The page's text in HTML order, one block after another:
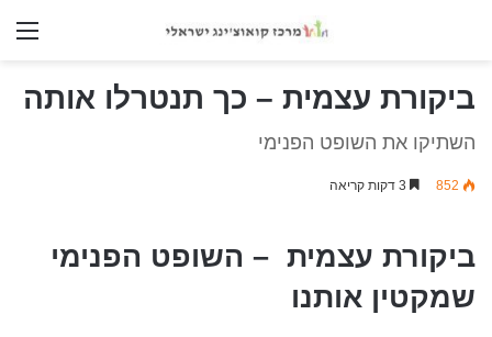
ביקורת עצמית – כך תנטרלו אותה
השתיקו את השופט הפנימי
852
ביקורת עצמית – השופט הפנימי
שמקטין אותנו